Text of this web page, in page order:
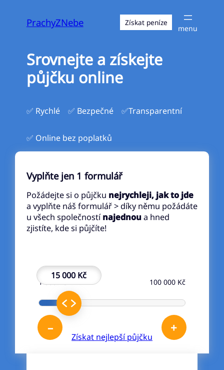
PrachyZNebe Získat peníze
Srovnejte a získejte
půjčku online
✅ Rychlé ✅ Bezpečné ✅Transparentní
✅ Online bez poplatků
Vyplňte jen 1 formulář
Požádejte si o půjčku nejrychleji, jak to jde
a vyplňte náš formulář > díky němu požádáte
u všech společnostínajednou a hned
zjistíte, kde si půjčíte!
15 000 Kč
– +
1 000 Kč 100 000 Kč
Získat nejlepší půjčku